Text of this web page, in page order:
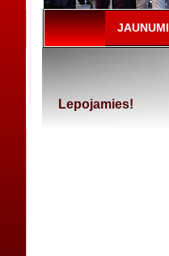
JAUNUMI
Lepojamies!